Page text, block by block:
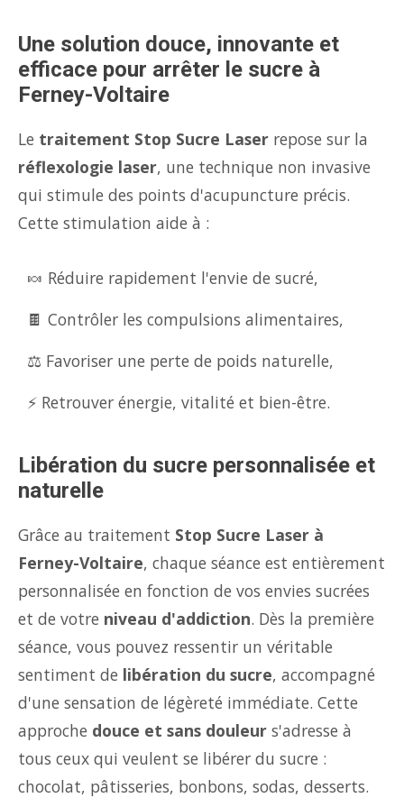
Une solution douce, innovante et
efficace pour arrêter le sucre à
Ferney-Voltaire
Le traitement Stop Sucre Laser repose sur la
réflexologie laser, une technique non invasive
qui stimule des points d'acupuncture précis.
Cette stimulation aide à :
🍬 Réduire rapidement l'envie de sucré,
🍫 Contrôler les compulsions alimentaires,
⚖️ Favoriser une perte de poids naturelle,
⚡ Retrouver énergie, vitalité et bien-être.
Libération du sucre personnalisée et
naturelle
Grâce au traitement Stop Sucre Laser à
Ferney-Voltaire, chaque séance est entièrement
personnalisée en fonction de vos envies sucrées
et de votre niveau d'addiction. Dès la première
séance, vous pouvez ressentir un véritable
sentiment de libération du sucre, accompagné
d'une sensation de légèreté immédiate. Cette
approche douce et sans douleur s'adresse à
tous ceux qui veulent se libérer du sucre :
chocolat, pâtisseries, bonbons, sodas, desserts.